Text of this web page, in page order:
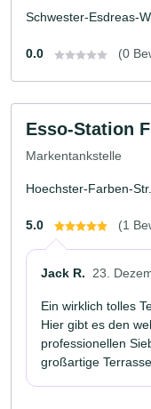
Schwester-Esdreas-
0.0 (0
Esso-Station
Markentankstelle
Hoechster-Farben-
5.0 (1
Jack R. 23.
Ein wirklich tolles
Hier gibt es den
professionellen
großartige